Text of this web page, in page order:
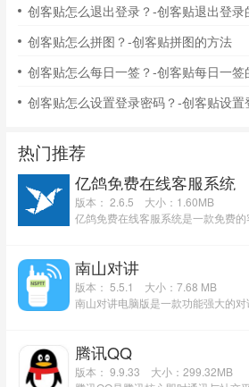
创客贴怎么退出登录？-创客贴退出登录
创客贴怎么拼图？-创客贴拼图的方法
创客贴怎么每日一签？-创客贴每日一签
创客贴怎么设置登录密码？-创客贴设
热门推荐
亿鸽免费在线客服系统
版本： 2.6.5
大小：1.60MB
南山对讲
版本： 5.5.1
大小：7.68 MB
腾讯QQ
版本： 9.9.33
大小：299.32MB